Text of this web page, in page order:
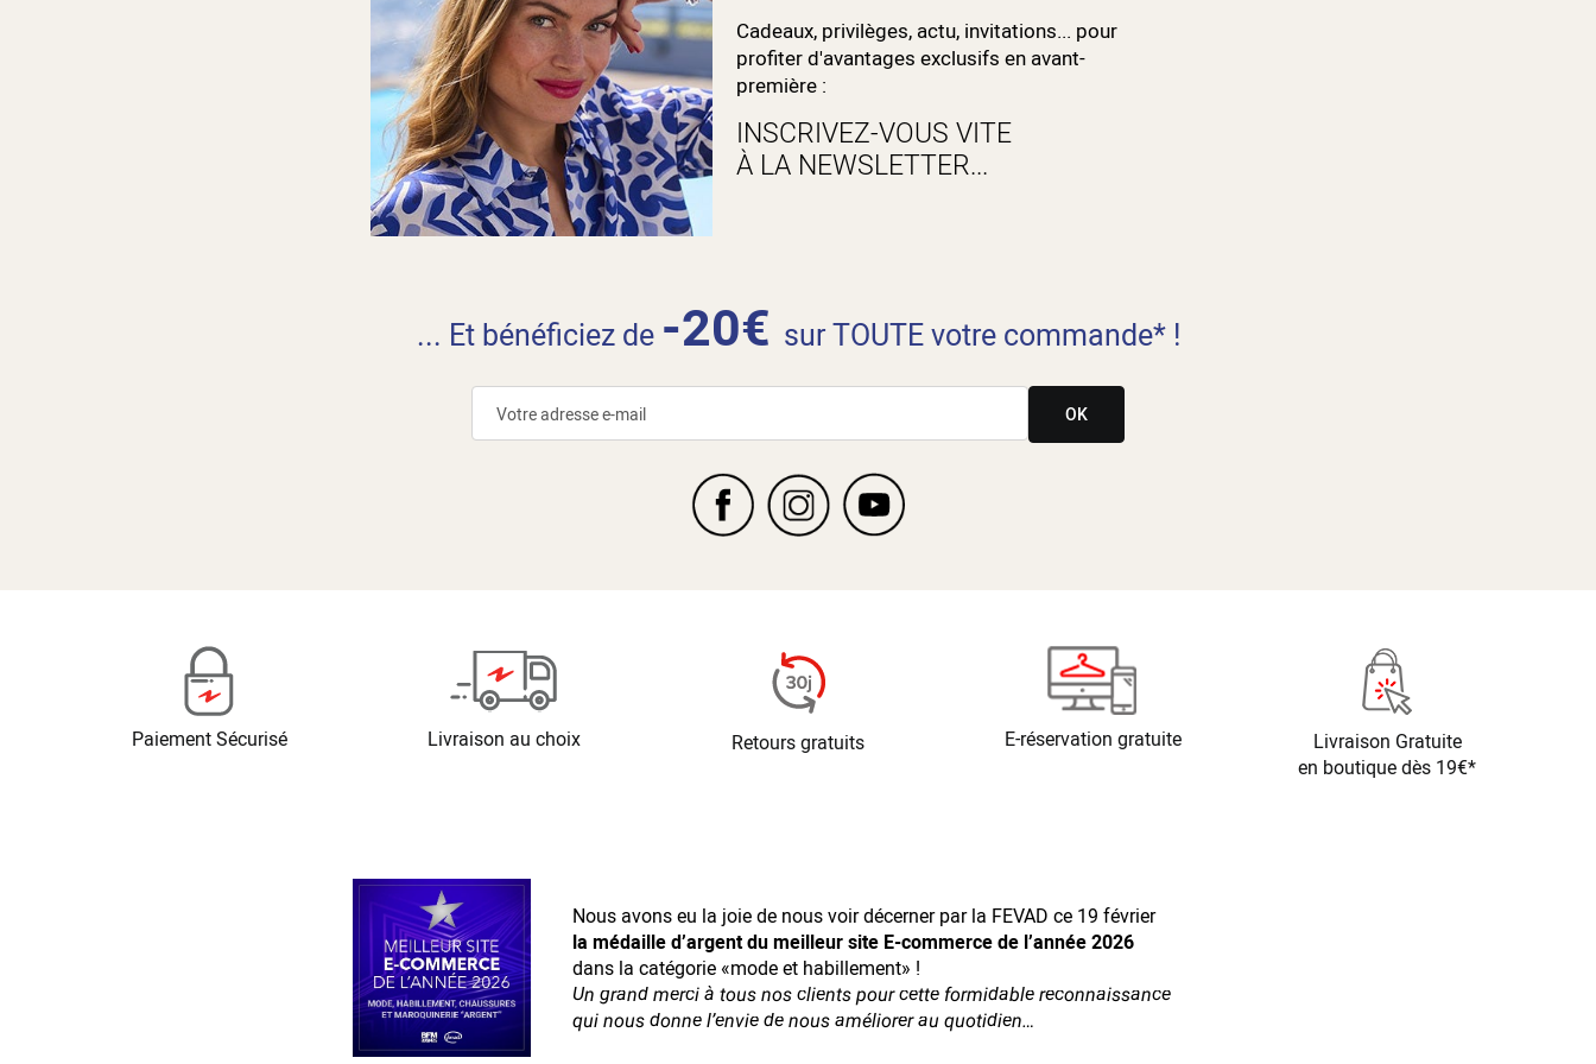
Cadeaux, privilèges, actu, invitations... pour
profiter d'avantages exclusifs en avant-
première :
INSCRIVEZ-VOUS VITE
À LA NEWSLETTER...
... Et bénéficiez de -20€ sur TOUTE votre commande* !
OK
Paiement Sécurisé Livraison au choix Retours gratuits E-réservation gratuite
Livraison Gratuite
en boutique dès 19€*
Nous avons eu la joie de nous voir décerner par la FEVAD ce 19 février
la médaille d’argent du meilleur site E-commerce de l’année 2026
dans la catégorie «mode et habillement» !
Un grand merci à tous nos clients pour cette formidable reconnaissance
qui nous donne l’envie de nous améliorer au quotidien…